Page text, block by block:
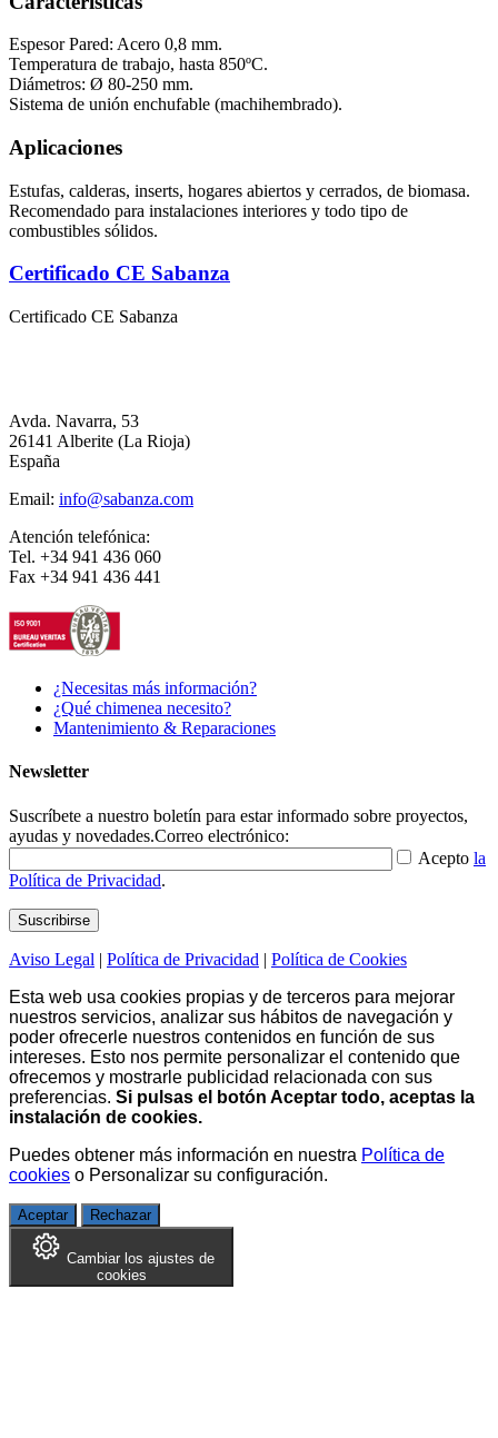
Espesor Pared: Acero 0,8 mm.
Temperatura de trabajo, hasta 850ºC.
Diámetros: Ø 80-250 mm.
Sistema de unión enchufable (machihembrado).
Aplicaciones
Estufas, calderas, inserts, hogares abiertos y cerrados, de biomasa.
Recomendado para instalaciones interiores y todo tipo de
combustibles sólidos.
Certificado CE Sabanza
Certificado CE Sabanza
Avda. Navarra, 53
26141 Alberite (La Rioja)
España
Email: info@sabanza.com
Atención telefónica:
Tel. +34 941 436 060
Fax +34 941 436 441
¿Necesitas más información?
¿Qué chimenea necesito?
Mantenimiento & Reparaciones
Newsletter
Suscríbete a nuestro boletín para estar informado sobre proyectos,
ayudas y novedades.Correo electrónico:
Acepto la
Política de Privacidad.
Aviso Legal | Política de Privacidad | Política de Cookies
Esta web usa cookies propias y de terceros para mejorar
nuestros servicios, analizar sus hábitos de navegación y
poder ofrecerle nuestros contenidos en función de sus
intereses. Esto nos permite personalizar el contenido que
ofrecemos y mostrarle publicidad relacionada con sus
preferencias. Si pulsas el botón Aceptar todo, aceptas la
instalación de cookies.
Puedes obtener más información en nuestra Política de
cookies o Personalizar su configuración.
Aceptar Rechazar
Cambiar los ajustes de
cookies